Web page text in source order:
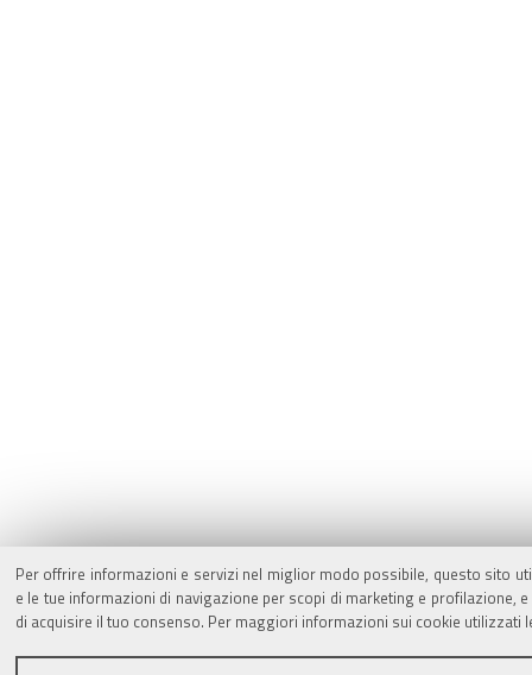
Per offrire informazioni e servizi nel miglior modo possibile, questo sito
e le tue informazioni di navigazione per scopi di marketing e
di acquisire il tuo consenso. Per maggiori informazioni sui cookie utilizzati